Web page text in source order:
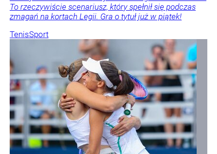
To rzeczywiście scenariusz, który spełnił się podczas
zmagań na kortach Legii. Gra o tytuł już w piątek!
TenisSport